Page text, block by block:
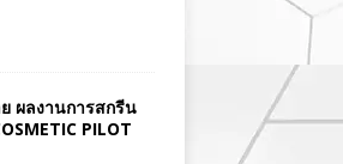
ผลงานการสกรีน
PILOT